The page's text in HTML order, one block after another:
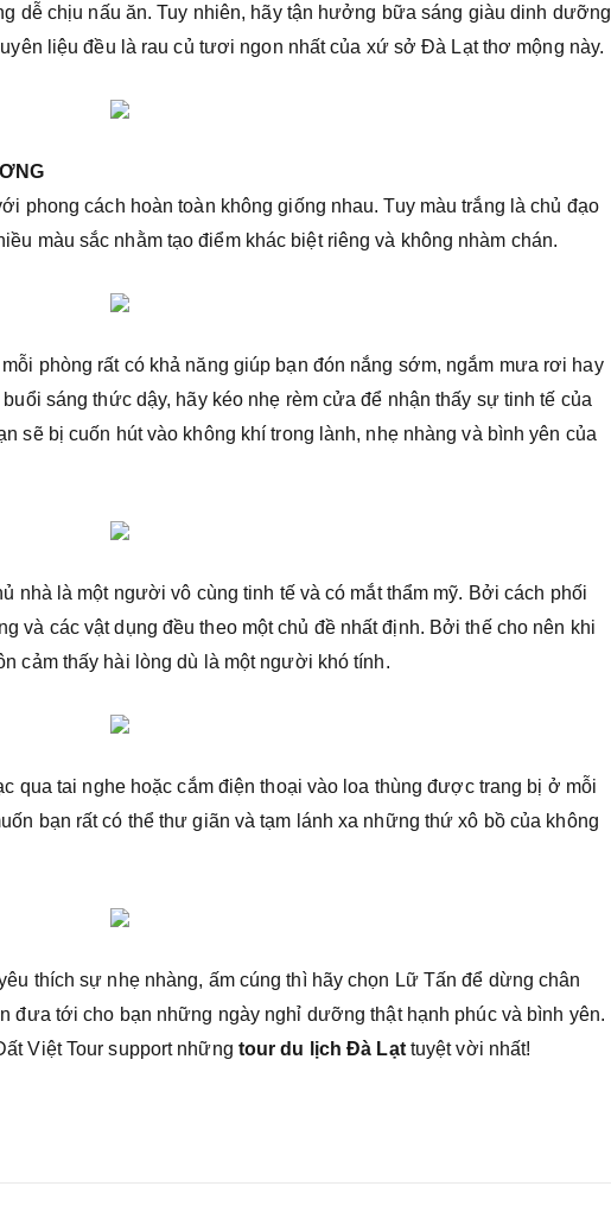
dễ chịu nấu ăn. Tuy nhiên, hãy tận hưởng bữa sáng giàu dinh dưỡng
liệu đều là rau củ tươi ngon nhất của xứ sở Đà Lạt thơ mộng này.
phong cách hoàn toàn không giống nhau. Tuy màu trắng là chủ đạo
màu sắc nhằm tạo điểm khác biệt riêng và không nhàm chán.
phòng rất có khả năng giúp bạn đón nắng sớm, ngắm mưa rơi hay
sáng thức dậy, hãy kéo nhẹ rèm cửa để nhận thấy sự tinh tế của
sẽ bị cuốn hút vào không khí trong lành, nhẹ nhàng và bình yên của
nhà là một người vô cùng tinh tế và có mắt thẩm mỹ. Bởi cách phối
và các vật dụng đều theo một chủ đề nhất định. Bởi thế cho nên khi
cảm thấy hài lòng dù là một người khó tính.
qua tai nghe hoặc cắm điện thoại vào loa thùng được trang bị ở mỗi
bạn rất có thể thư giãn và tạm lánh xa những thứ xô bồ của không
thích sự nhẹ nhàng, ấm cúng thì hãy chọn Lữ Tấn để dừng chân
đưa tới cho bạn những ngày nghỉ dưỡng thật hạnh phúc và bình yên.
Việt Tour support những tour du lịch Đà Lạttuyệt vời nhất!